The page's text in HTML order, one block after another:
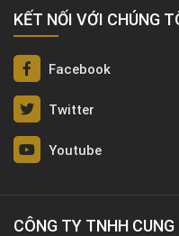
KẾT NỐI VỚI CHÚNG
Facebook
Twitter
Youtube
CÔNG TY TNHH